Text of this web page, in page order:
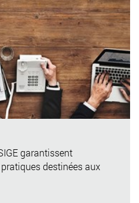
garantissent
destinées aux